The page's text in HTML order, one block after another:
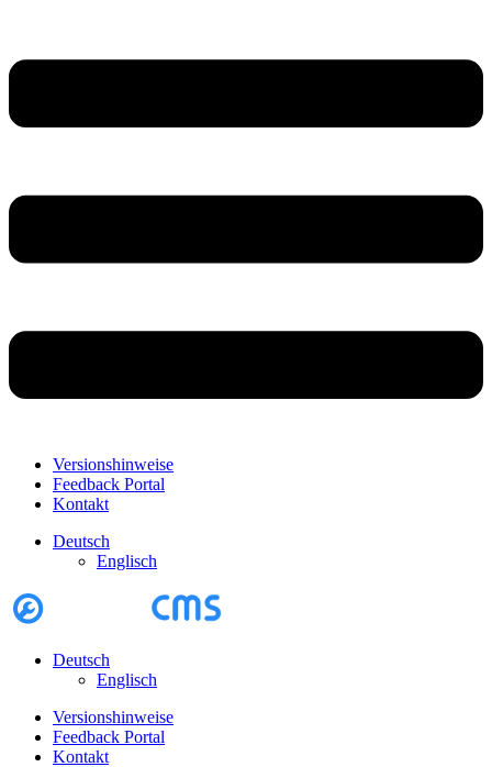
Versionshinweise
Feedback Portal
Kontakt
Deutsch
Englisch
Deutsch
Englisch
Versionshinweise
Feedback Portal
Kontakt